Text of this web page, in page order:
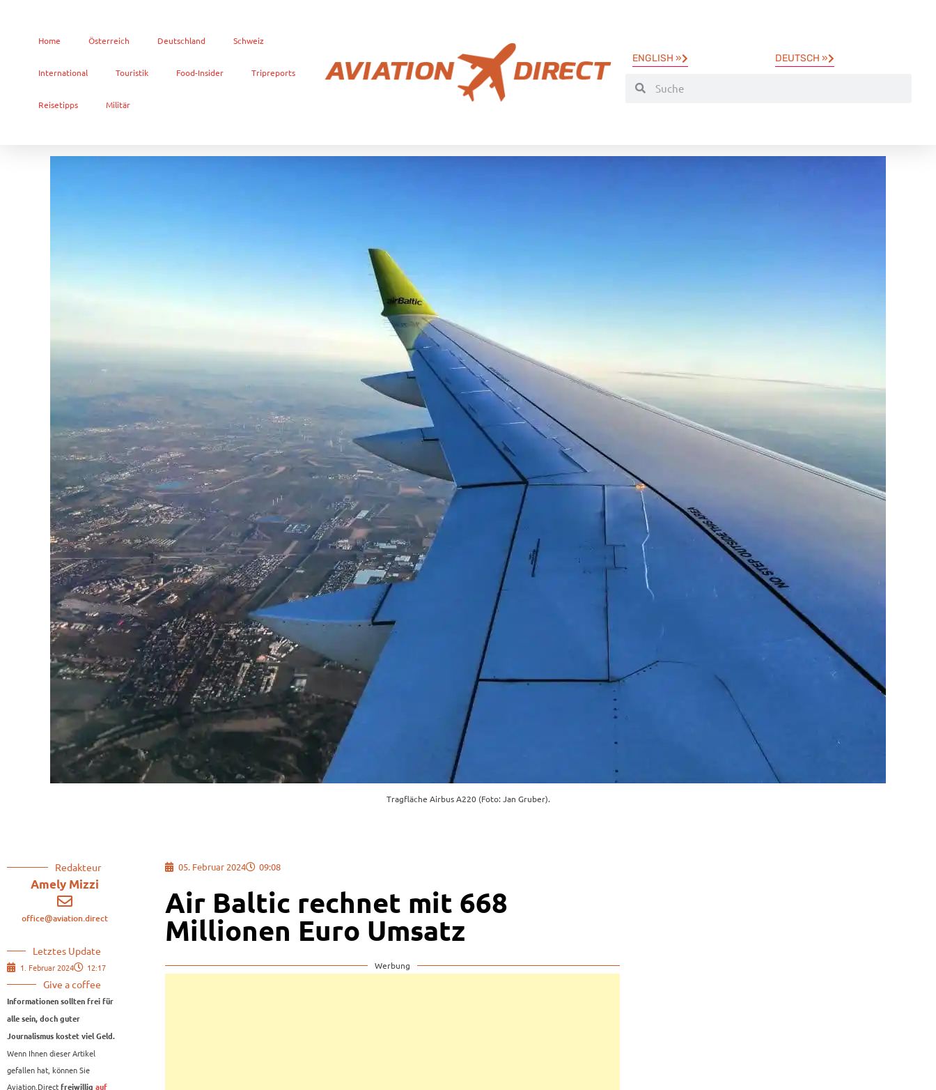
Home Österreich Deutschland Schweiz
International Touristik Food-Insider Tripreports
Reisetipps Militär
ENGLISH » DEUTSCH »
Tragfläche Airbus A220 (Foto: Jan Gruber).
Redakteur
Amely Mizzi
office@aviation.direct
Letztes Update
1. Februar 2024 12:17
Give a coffee
Informationen sollten frei für
alle sein, doch guter
Journalismus kostet viel Geld.
Wenn Ihnen dieser Artikel
gefallen hat, können Sie
Aviation.Direct freiwillig auf
05. Februar 2024 09:08
Air Baltic rechnet mit 668
Millionen Euro Umsatz
Werbung